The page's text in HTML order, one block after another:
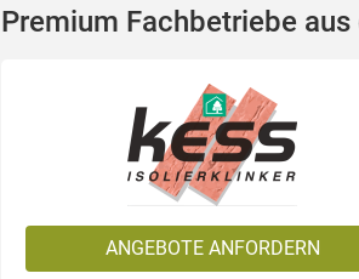
Premium Fachbetriebe
ANGEBOTE ANFORDERN